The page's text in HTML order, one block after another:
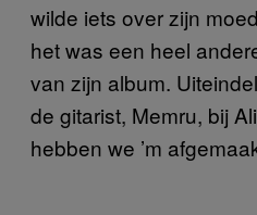
wilde iets over zijn
het was een heel
van zijn album.
de gitarist, Memru, bij
hebben we ’m